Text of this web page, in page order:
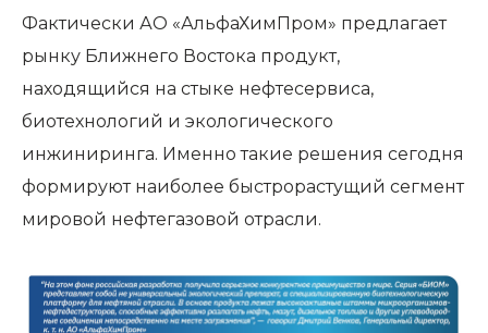
Фактически АО «АльфаХимПром» предлагает
рынку Ближнего Востока продукт,
находящийся на стыке нефтесервиса,
биотехнологий и экологического
инжиниринга. Именно такие решения сегодня
формируют наиболее быстрорастущий сегмент
мировой нефтегазовой отрасли.